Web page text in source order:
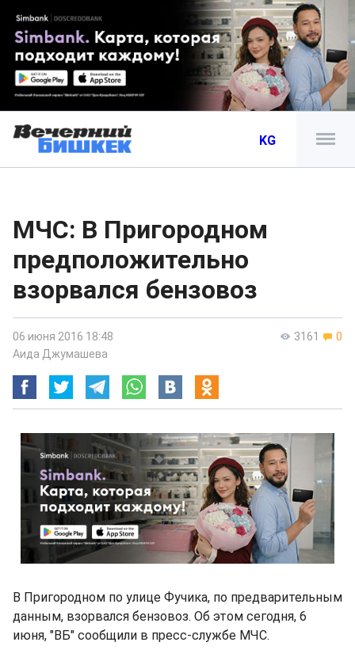
KG
МЧС: В Пригородном
предположительно
взорвался бензовоз
3161 0
06 июня 2016 18:48
Аида Джумашева
В Пригородном по улице Фучика, по предварительным
данным, взорвался бензовоз. Об этом сегодня, 6
июня, "ВБ" сообщили в пресс-службе МЧС.